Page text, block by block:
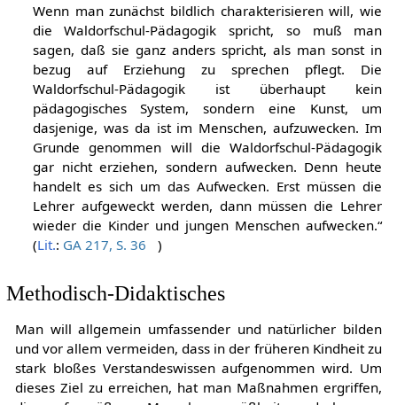
Wenn man zunächst bildlich charakterisieren will, wie
die Waldorfschul-Pädagogik spricht, so muß man
sagen, daß sie ganz anders spricht, als man sonst in
bezug auf Erziehung zu sprechen pflegt. Die
Waldorfschul-Pädagogik ist überhaupt kein
pädagogisches System, sondern eine Kunst, um
dasjenige, was da ist im Menschen, aufzuwecken. Im
Grunde genommen will die Waldorfschul-Pädagogik
gar nicht erziehen, sondern aufwecken. Denn heute
handelt es sich um das Aufwecken. Erst müssen die
Lehrer aufgeweckt werden, dann müssen die Lehrer
wieder die Kinder und jungen Menschen aufwecken.“
(Lit.: GA 217, S. 36 )
Methodisch-Didaktisches
Man will allgemein umfassender und natürlicher bilden
und vor allem vermeiden, dass in der früheren Kindheit zu
stark bloßes Verstandeswissen aufgenommen wird. Um
dieses Ziel zu erreichen, hat man Maßnahmen ergriffen,